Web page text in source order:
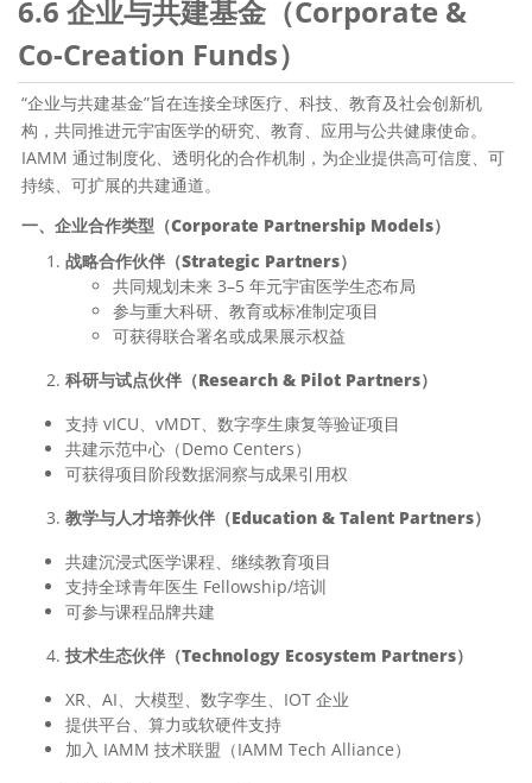
6.6 企业与共建基金（Corporate &
Co-Creation Funds）
“企业与共建基金”旨在连接全球医疗、科技、教育及社会创新机
构，共同推进元宇宙医学的研究、教育、应用与公共健康使命。
IAMM 通过制度化、透明化的合作机制，为企业提供高可信度、可
持续、可扩展的共建通道。
一、企业合作类型（Corporate Partnership Models）
战略合作伙伴（Strategic Partners）
共同规划未来 3–5 年元宇宙医学生态布局
参与重大科研、教育或标准制定项目
可获得联合署名或成果展示权益
科研与试点伙伴（Research & Pilot Partners）
支持 vICU、vMDT、数字孪生康复等验证项目
共建示范中心（Demo Centers）
可获得项目阶段数据洞察与成果引用权
教学与人才培养伙伴（Education & Talent Partners）
共建沉浸式医学课程、继续教育项目
支持全球青年医生 Fellowship/培训
可参与课程品牌共建
技术生态伙伴（Technology Ecosystem Partners）
XR、AI、大模型、数字孪生、IOT 企业
提供平台、算力或软硬件支持
加入 IAMM 技术联盟（IAMM Tech Alliance）